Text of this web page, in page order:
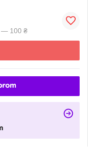
— 100 ₴